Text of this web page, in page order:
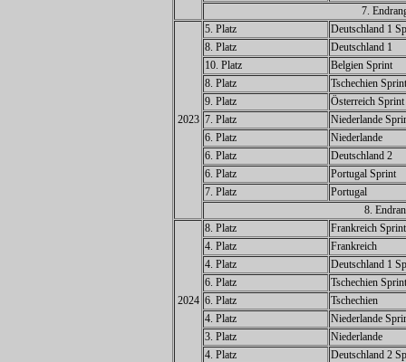
7.
2023
5. Platz
Deutschland 1
8. Platz
Deutschland 1
10. Platz
Belgien Sprint
8. Platz
Tschechien Sprint
9. Platz
Österreich Sprint
7. Platz
Niederlande
6. Platz
Niederlande
6. Platz
Deutschland 2
6. Platz
Portugal Sprint
7. Platz
Portugal
8.
2024
8. Platz
Frankreich Sprint
4. Platz
Frankreich
4. Platz
Deutschland 1
6. Platz
Tschechien Sprint
6. Platz
Tschechien
4. Platz
Niederlande
3. Platz
Niederlande
4. Platz
Deutschland 2